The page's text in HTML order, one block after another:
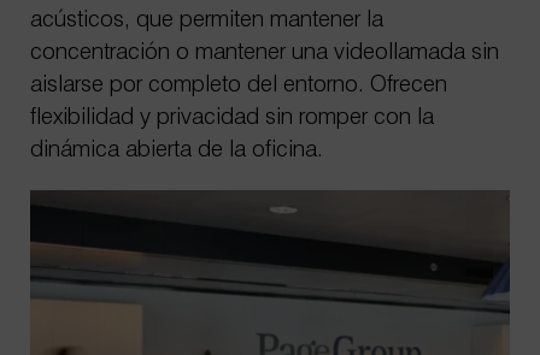
acústicos, que permiten mantener la
concentración o mantener una videollamada sin
aislarse por completo del entorno. Ofrecen
flexibilidad y privacidad sin romper con la
dinámica abierta de la oficina.